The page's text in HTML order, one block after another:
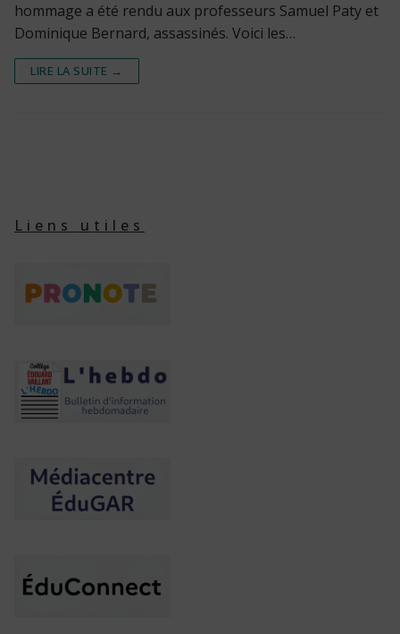
hommage a été rendu aux professeurs Samuel Paty et
Dominique Bernard, assassinés. Voici les…
LIRE LA SUITE →
Liens utiles